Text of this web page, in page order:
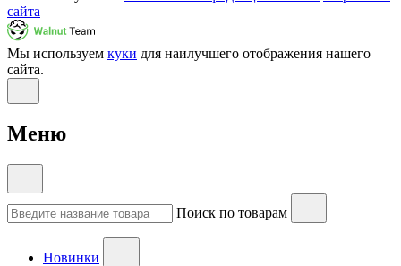
сайта
Мы используем куки для наилучшего отображения нашего
сайта.
Меню
Поиск по товарам
Новинки